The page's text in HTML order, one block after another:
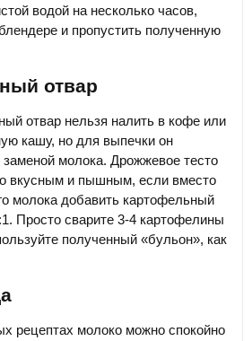
водой на несколько часов,
и пропустить полученную
отвар
отвар нельзя налить в кофе или
кашу, но для выпечки он
молока. Дрожжевое тесто
вкусным и пышным, если вместо
молока добавить картофельный
Просто сварите 3-4 картофелины
полученный «бульон», как
рецептах молоко можно спокойно